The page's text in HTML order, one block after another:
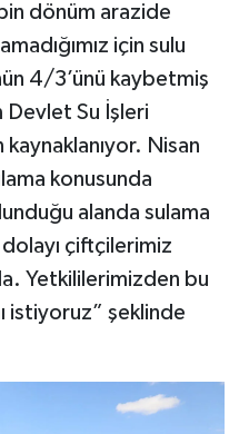
dönüm arazide
için sulu
4/3’ünü kaybetmiş
Devlet Su İşleri
kaynaklanıyor. Nisan
konusunda
alanda sulama
dolayı çiftçilerimiz
Yetkililerimizden bu
istiyoruz” şeklinde